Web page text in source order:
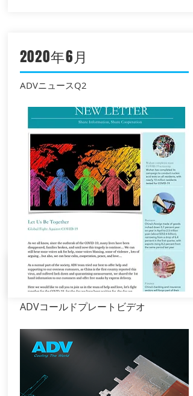
2020年6月
ADVコールドプレートビデオ
2020年6月
ADVニュースQ2